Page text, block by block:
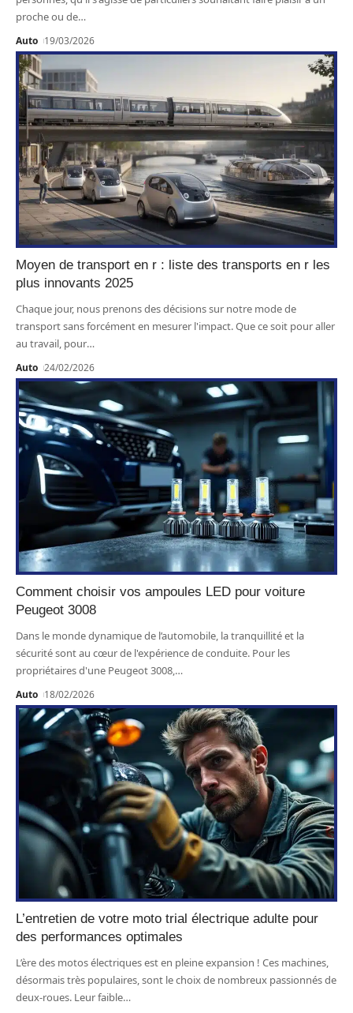
proche ou de…
Auto 19/03/2026
Moyen de transport en r : liste des transports en r les
plus innovants 2025
Chaque jour, nous prenons des décisions sur notre mode de
transport sans forcément en mesurer l'impact. Que ce soit pour aller
au travail, pour…
Auto 24/02/2026
Comment choisir vos ampoules LED pour voiture
Peugeot 3008
Dans le monde dynamique de l’automobile, la tranquillité et la
sécurité sont au cœur de l'expérience de conduite. Pour les
propriétaires d'une Peugeot 3008,…
Auto 18/02/2026
L’entretien de votre moto trial électrique adulte pour
des performances optimales
L’ère des motos électriques est en pleine expansion ! Ces machines,
désormais très populaires, sont le choix de nombreux passionnés de
deux-roues. Leur faible…